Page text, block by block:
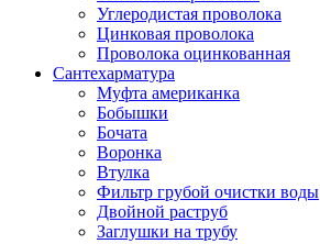
Углеродистая проволока
Цинковая проволока
Проволока оцинкованная
Сантехарматура
Муфта американка
Бобышки
Бочата
Воронка
Втулка
Фильтр грубой очистки воды
Двойной раструб
Заглушки на трубу